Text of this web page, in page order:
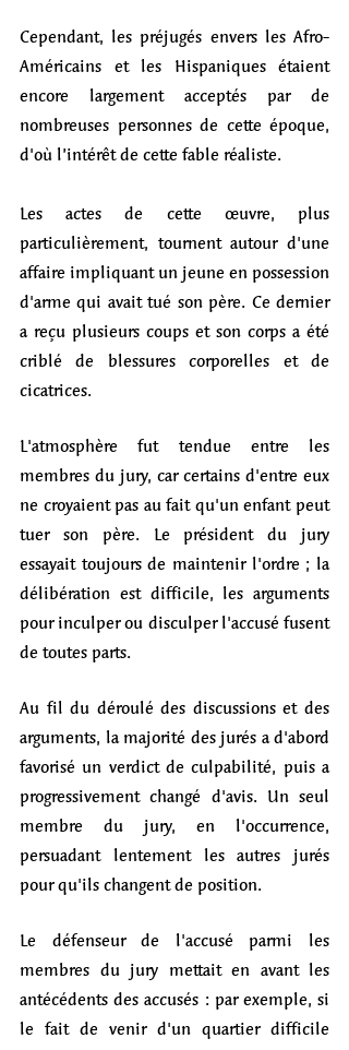
Cependant, les préjugés envers les Afro-
Américains et les Hispaniques étaient
encore largement acceptés par de
nombreuses personnes de cette époque,
d'où l’intérêt de cette fable réaliste.
Les actes de cette œuvre, plus
particulièrement, tournent autour d'une
affaire impliquant un jeune en possession
d'arme qui avait tué son père. Ce dernier
a reçu plusieurs coups et son corps a été
criblé de blessures corporelles et de
cicatrices.
L'atmosphère fut tendue entre les
membres du jury, car certains d'entre eux
ne croyaient pas au fait qu'un enfant peut
tuer son père. Le président du jury
essayait toujours de maintenir l'ordre ; la
délibération est difficile, les arguments
pour inculper ou disculper l'accusé fusent
de toutes parts.
Au fil du déroulé des discussions et des
arguments, la majorité des jurés a d'abord
favorisé un verdict de culpabilité, puis a
progressivement changé d'avis. Un seul
membre du jury, en l'occurrence,
persuadant lentement les autres jurés
pour qu'ils changent de position.
Le défenseur de l'accusé parmi les
membres du jury mettait en avant les
antécédents des accusés : par exemple, si
le fait de venir d'un quartier difficile